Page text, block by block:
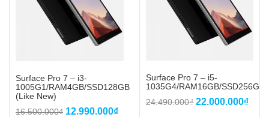
Surface Pro 7 – i3-
1005G1/RAM4GB/SSD128GB
(Like New)
16.500.000₫ Giá
12.990.000₫Giá
Surface Pro 7 – i5-
1035G4/RAM16GB/SSD256GB
24.490.000₫ Giá
22.000.000₫Giá